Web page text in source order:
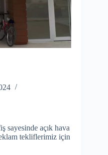
sayesinde açık hava
tekliflerimiz için